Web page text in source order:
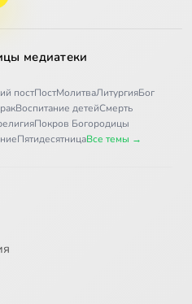
медиатеки
постПостМолитваЛитургияБог
Воспитание детейСмерть
Покров Богородицы
ПятидесятницаВсе темы →